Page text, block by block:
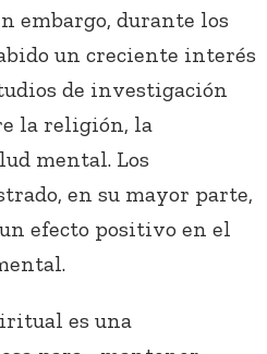
embargo, durante los
un creciente interés
de investigación
la religión, la
mental. Los
en su mayor parte,
efecto positivo en el
es una